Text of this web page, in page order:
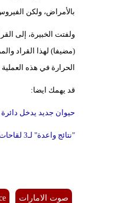
بالأمراض، ولكن
(مضيفا) لهذا القراد
الحرارة في هذه
قد يهمك ايضا:
حيوان جديد يدخل
"نتائج واعدة" لـ3 لقاحات محتملة في أميركا والصين ضد فيروس "كورونا"
صوت الامارات